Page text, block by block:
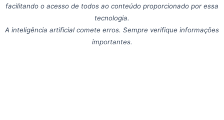
facilitando o acesso de todos ao conteúdo proporcionado por essa
tecnologia.
A inteligência artificial comete erros. Sempre verifique informações
importantes.